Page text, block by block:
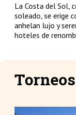
La Costa del Sol,
soleado, se erige
anhelan lujo y
hoteles de